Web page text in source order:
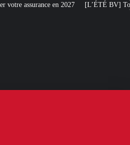
[L’ÉTÉ BV] Toujours plus de taxes : la